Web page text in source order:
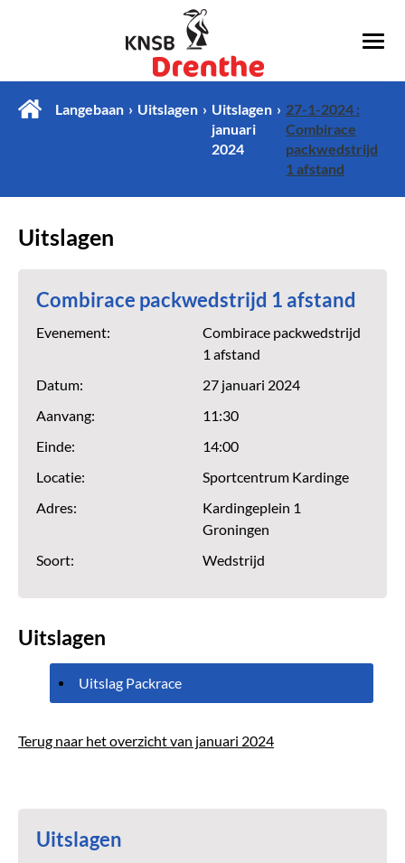
Langebaan Uitslagen
Uitslagen
januari
2024
27-1-2024 :
Combirace
packwedstrijd
1 afstand
Uitslagen
Combirace packwedstrijd 1 afstand
Evenement:
Combirace packwedstrijd
1 afstand
Datum:
27 januari 2024
Aanvang:
11:30
Einde:
14:00
Locatie:
Sportcentrum Kardinge
Adres:
Kardingeplein 1
Groningen
Soort:
Wedstrijd
Uitslagen
Uitslag Packrace
Terug naar het overzicht van januari 2024
Uitslagen